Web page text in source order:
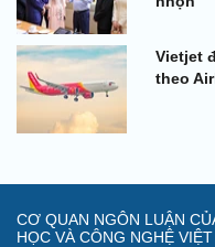
Vietjet
theo
CƠ QUAN NGÔN LUẬN
HỌC VÀ CÔNG NGHỆ